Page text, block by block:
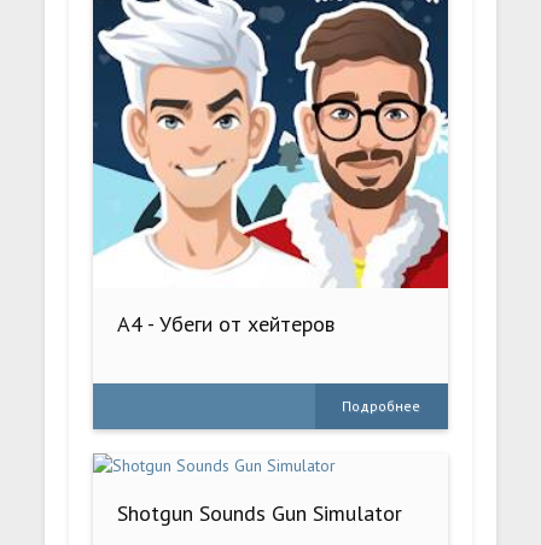
А4 - Убеги от хейтеров
Подробнее
Shotgun Sounds Gun Simulator